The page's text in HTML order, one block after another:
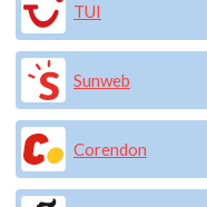
TUI
Sunweb
Corendon